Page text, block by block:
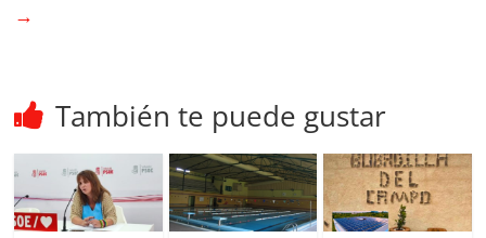
→
También te puede gustar